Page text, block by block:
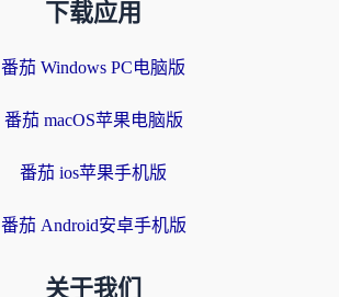
下载应用
番茄 Windows PC电脑版
番茄 macOS苹果电脑版
番茄 ios苹果手机版
番茄 Android安卓手机版
关于我们